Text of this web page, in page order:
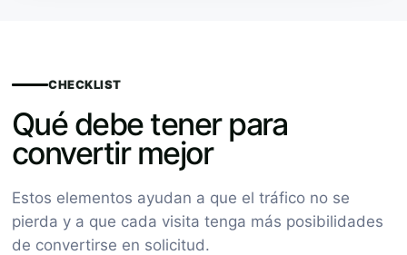
CHECKLIST
Qué debe tener para
convertir mejor
Estos elementos ayudan a que el tráfico no se
pierda y a que cada visita tenga más posibilidades
de convertirse en solicitud.